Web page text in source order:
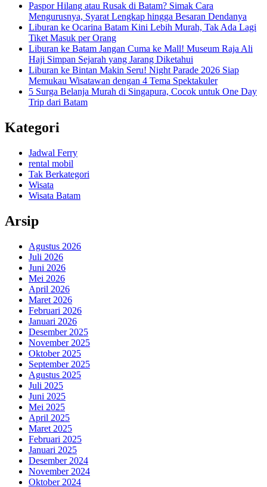
Paspor Hilang atau Rusak di Batam? Simak Cara
Mengurusnya, Syarat Lengkap hingga Besaran Dendanya
Liburan ke Ocarina Batam Kini Lebih Murah, Tak Ada Lagi
Tiket Masuk per Orang
Liburan ke Batam Jangan Cuma ke Mall! Museum Raja Ali
Haji Simpan Sejarah yang Jarang Diketahui
Liburan ke Bintan Makin Seru! Night Parade 2026 Siap
Memukau Wisatawan dengan 4 Tema Spektakuler
5 Surga Belanja Murah di Singapura, Cocok untuk One Day
Trip dari Batam
Kategori
Jadwal Ferry
rental mobil
Tak Berkategori
Wisata
Wisata Batam
Arsip
Agustus 2026
Juli 2026
Juni 2026
Mei 2026
April 2026
Maret 2026
Februari 2026
Januari 2026
Desember 2025
November 2025
Oktober 2025
September 2025
Agustus 2025
Juli 2025
Juni 2025
Mei 2025
April 2025
Maret 2025
Februari 2025
Januari 2025
Desember 2024
November 2024
Oktober 2024